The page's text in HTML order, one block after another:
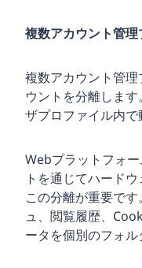
複数アカウント管理
複数アカウント管
ウントを分離しま
ザプロファイル内で
Webプラットフォ
トを通じてハード
この分離が重要で
ュ、閲覧履歴、
ータを個別のフォル